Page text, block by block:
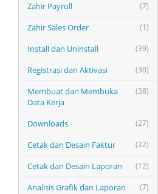
(7)
Zahir Payroll
(1)
Zahir Sales Order
(39)
Install dan Uninstall
(30)
Registrasi dan Aktivasi
(38)
Membuat dan Membuka
Data Kerja
(27)
Downloads
(22)
Cetak dan Desain Faktur
(12)
Cetak dan Desain Laporan
(7)
Analisis Grafik dan Laporan